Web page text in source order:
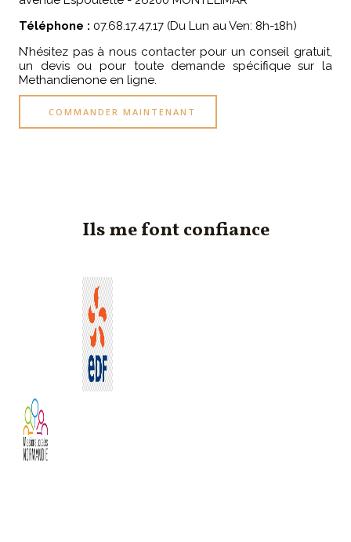
Téléphone : 07.68.17.47.17 (Du Lun au Ven: 8h-18h)
N’hésitez pas à nous contacter pour un conseil gratuit,
un devis ou pour toute demande spécifique sur la
Methandienone en ligne.
COMMANDER MAINTENANT
Ils me font confiance